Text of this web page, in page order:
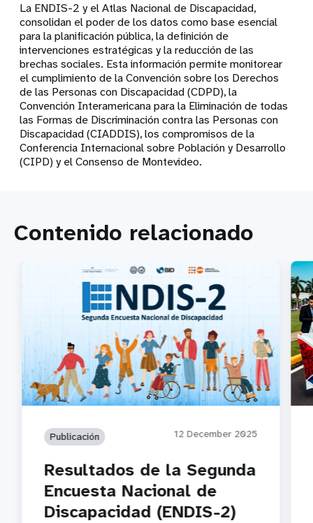
La ENDIS-2 y el Atlas Nacional de Discapacidad,
consolidan el poder de los datos como base esencial
para la planificación pública, la definición de
intervenciones estratégicas y la reducción de las
brechas sociales. Esta información permite monitorear
el cumplimiento de la Convención sobre los Derechos
de las Personas con Discapacidad (CDPD), la
Convención Interamericana para la Eliminación de todas
las Formas de Discriminación contra las Personas con
Discapacidad (CIADDIS), los compromisos de la
Conferencia Internacional sobre Población y Desarrollo
(CIPD) y el Consenso de Montevideo.
Contenido relacionado
Publicación 12 December 2025
Resultados de la Segunda
Encuesta Nacional de
Discapacidad (ENDIS-2)